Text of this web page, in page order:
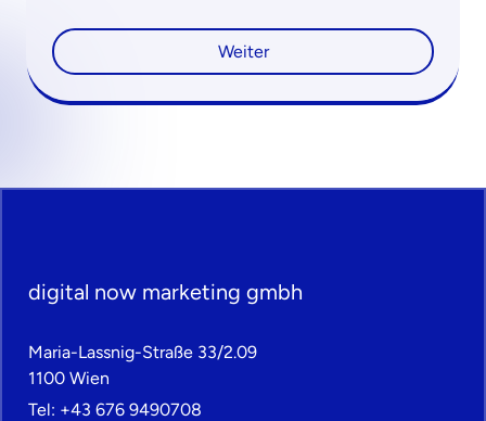
Weiter
digital now marketing gmbh
Maria-Lassnig-Straße 33/2.09
1100 Wien
Tel: +43 676 9490708